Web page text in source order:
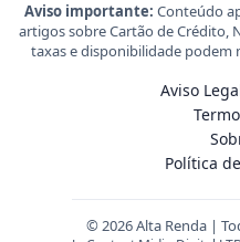
Aviso importante: Conteúdo
artigos sobre Cartão de Crédito,
taxas e disponibilidade podem
Aviso
Política
© 2026 Alta Renda |